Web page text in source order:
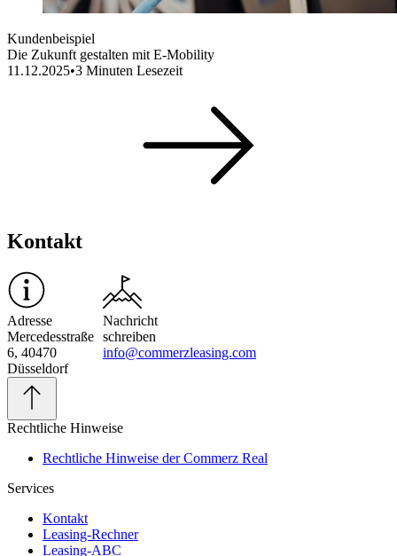
Kundenbeispiel
Die Zukunft gestalten mit E-Mobility
11.12.2025•3 Minuten Lesezeit
Kontakt
Adresse
Mercedesstraße
6, 40470
Düsseldorf
Nachricht
schreiben
info@commerzleasing.com
Rechtliche Hinweise
Rechtliche Hinweise der Commerz Real
Services
Kontakt
Leasing-Rechner
Leasing-ABC